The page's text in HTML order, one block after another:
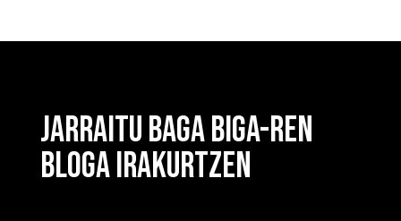
JARRAITU BAGA BIGA-REN
BLOGA IRAKURTZEN